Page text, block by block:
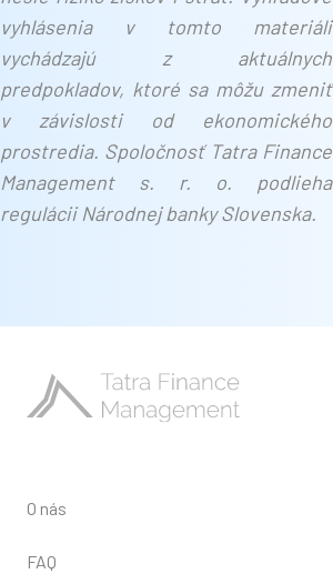
vyhlásenia v tomto materiáli
vychádzajú z aktuálnych
predpokladov, ktoré sa môžu zmeniť
v závislosti od ekonomického
prostredia. Spoločnosť Tatra Finance
Management s. r. o. podlieha
regulácii Národnej banky Slovenska.
O nás
FAQ